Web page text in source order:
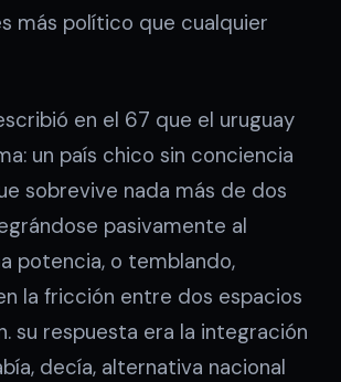
más político que cualquier
en el 67 que el uruguay
un país chico sin conciencia
sobrevive nada más de dos
pasivamente al
potencia, o temblando,
la fricción entre dos espacios
su respuesta era la integración
decía, alternativa nacional